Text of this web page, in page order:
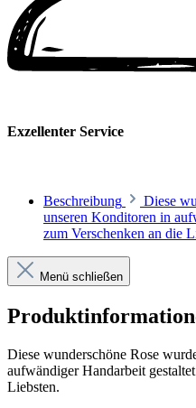
Exzellenter Service
Beschreibung
Diese
unseren Konditoren in
zum Verschenken an die
Menü schließen
Diese wunderschöne Rose
aufwändiger Handarbeit
Liebsten.